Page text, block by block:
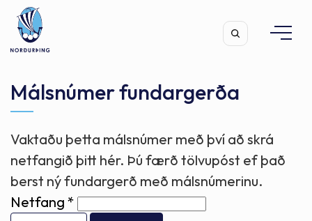
Leita
Málsnúmer fundargerða
Vaktaðu þetta málsnúmer með því að skrá
netfangið þitt hér. Þú færð tölvupóst ef það
berst ný fundargerð með málsnúmerinu.
Netfang